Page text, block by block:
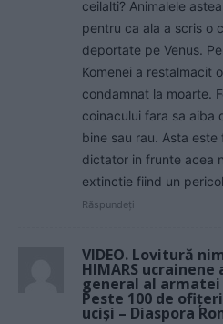
ceilalti? Animalele
pentru ca ala a scris o
deportate pe Venus.
Komenei a restalmacit
condamnat la moarte.
coinacului fara sa aiba
bine sau rau. Asta este
dictator in frunte acea
extinctie fiind un
Răspundeți
VIDEO. Lovitură
HIMARS
general al armatei
Peste 100 de
uciși – Diaspora